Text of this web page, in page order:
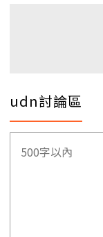
udn討論區